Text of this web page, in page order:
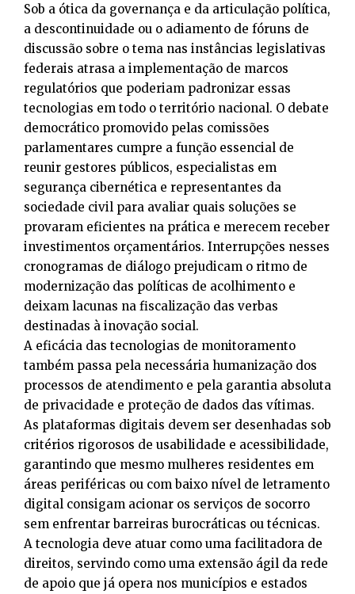
Sob a ótica da governança e da articulação política,
a descontinuidade ou o adiamento de fóruns de
discussão sobre o tema nas instâncias legislativas
federais atrasa a implementação de marcos
regulatórios que poderiam padronizar essas
tecnologias em todo o território nacional. O debate
democrático promovido pelas comissões
parlamentares cumpre a função essencial de
reunir gestores públicos, especialistas em
segurança cibernética e representantes da
sociedade civil para avaliar quais soluções se
provaram eficientes na prática e merecem receber
investimentos orçamentários. Interrupções nesses
cronogramas de diálogo prejudicam o ritmo de
modernização das políticas de acolhimento e
deixam lacunas na fiscalização das verbas
destinadas à inovação social.
A eficácia das tecnologias de monitoramento
também passa pela necessária humanização dos
processos de atendimento e pela garantia absoluta
de privacidade e proteção de dados das vítimas.
As plataformas digitais devem ser desenhadas sob
critérios rigorosos de usabilidade e acessibilidade,
garantindo que mesmo mulheres residentes em
áreas periféricas ou com baixo nível de letramento
digital consigam acionar os serviços de socorro
sem enfrentar barreiras burocráticas ou técnicas.
A tecnologia deve atuar como uma facilitadora de
direitos, servindo como uma extensão ágil da rede
de apoio que já opera nos municípios e estados